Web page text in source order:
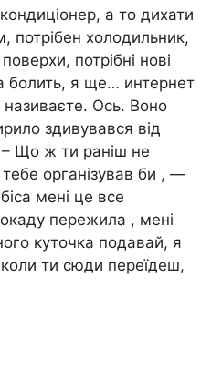
а то дихати
потрібен холодильник,
потрібні нові
болить, я ще… интернет
Ось. Воно
здивувався від
– Що ж ти раніш не
організував би , —
мені це все
пережила , мені
куточка подавай, я
ти сюди переїдеш,